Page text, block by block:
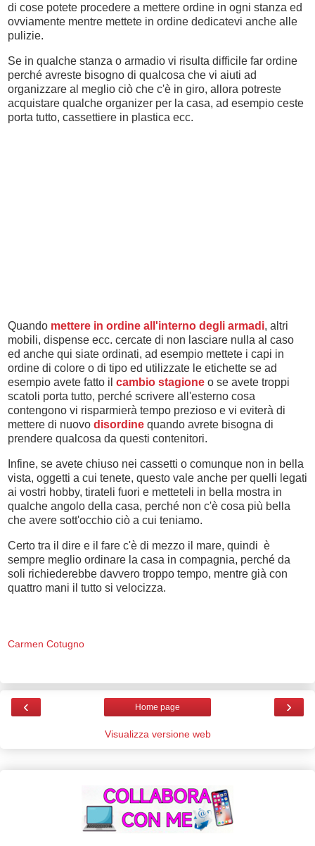
di cose potete procedere a mettere ordine in ogni stanza ed
ovviamente mentre mettete in ordine dedicatevi anche alle
pulizie.
Se in qualche stanza o armadio vi risulta difficile far ordine
perché avreste bisogno di qualcosa che vi aiuti ad
organizzare al meglio ciò che c'è in giro, allora potreste
acquistare qualche organizer per la casa, ad esempio ceste
porta tutto, cassettiere in plastica ecc.
Quando mettere in ordine all'interno degli armadi, altri
mobili, dispense ecc. cercate di non lasciare nulla al caso
ed anche qui siate ordinati, ad esempio mettete i capi in
ordine di colore o di tipo ed utilizzate le etichette se ad
esempio avete fatto il cambio stagione o se avete troppi
scatoli porta tutto, perché scrivere all'esterno cosa
contengono vi risparmierà tempo prezioso e vi eviterà di
mettere di nuovo disordine quando avrete bisogna di
prendere qualcosa da questi contenitori.
Infine, se avete chiuso nei cassetti o comunque non in bella
vista, oggetti a cui tenete, questo vale anche per quelli legati
ai vostri hobby, tirateli fuori e metteteli in bella mostra in
qualche angolo della casa, perché non c'è cosa più bella
che avere sott'occhio ciò a cui teniamo.
Certo tra il dire e il fare c'è di mezzo il mare, quindi è
sempre meglio ordinare la casa in compagnia, perché da
soli richiederebbe davvero troppo tempo, mentre già con
quattro mani il tutto si velocizza.
Carmen Cotugno
‹ ›
Home page
Visualizza versione web